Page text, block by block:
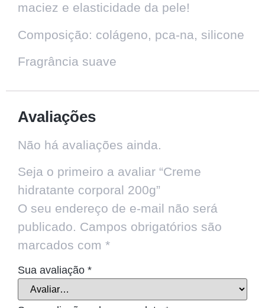
maciez e elasticidade da pele!
Composição: colágeno, pca-na, silicone
Fragrância suave
Avaliações
Não há avaliações ainda.
Seja o primeiro a avaliar “Creme
hidratante corporal 200g”
O seu endereço de e-mail não será
publicado. Campos obrigatórios são
marcados com *
Sua avaliação *